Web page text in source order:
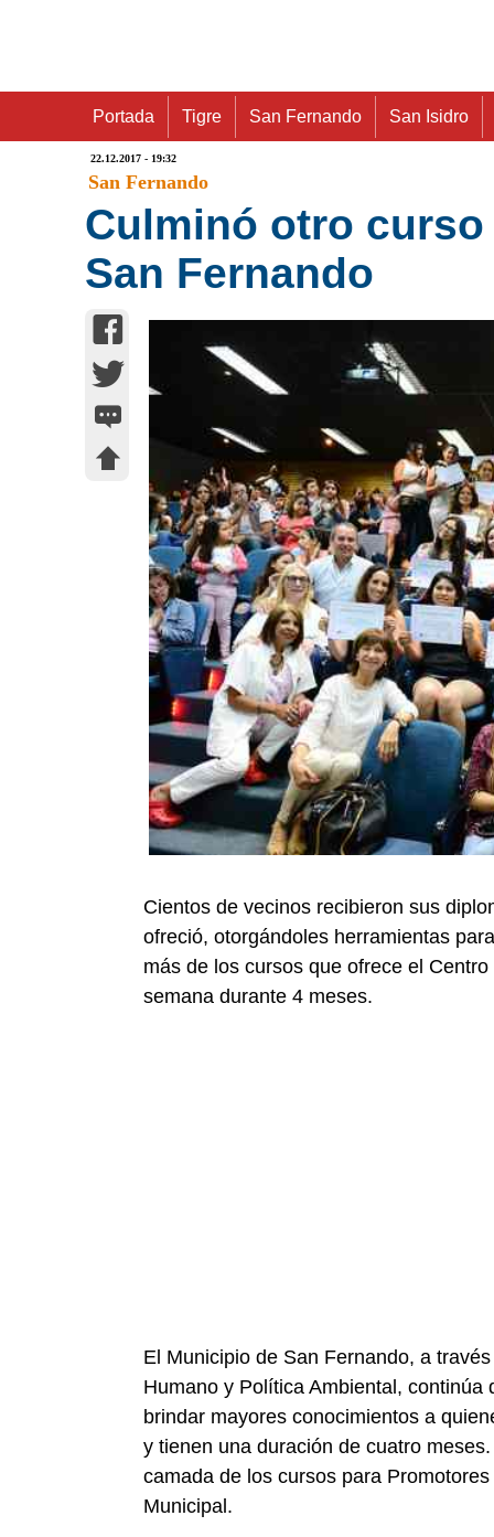
Portada Tigre San Fernando San Isidro
22.12.2017 - 19:32
San Fernando
Culminó otro curso
San Fernando
Cientos de vecinos recibieron sus
ofreció, otorgándoles herramientas
más de los cursos que ofrece el
semana durante 4 meses.
El Municipio de San Fernando, a
Humano y Política Ambiental,
brindar mayores conocimientos a
y tienen una duración de cuatro
camada de los cursos para
Municipal.